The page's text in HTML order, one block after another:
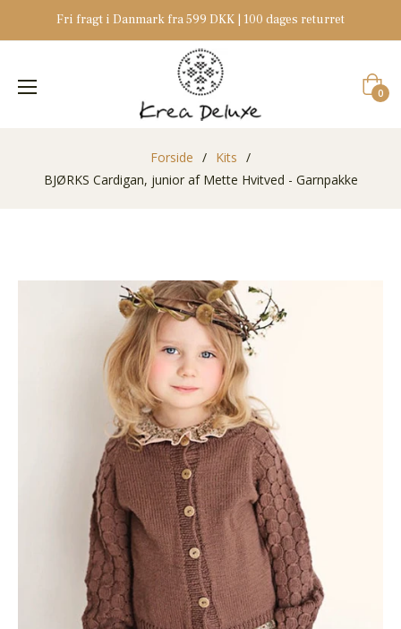
Fri fragt i Danmark fra 599 DKK | 100 dages returret
0
Forside / Kits /
BJØRKS Cardigan, junior af Mette Hvitved - Garnpakke